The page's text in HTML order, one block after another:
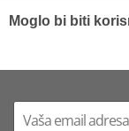
Moglo bi biti